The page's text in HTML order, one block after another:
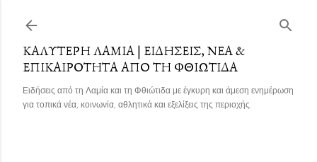
ΚΑΛΎΤΕΡΗ ΛΑΜΊΑ | ΕΙΔΉΣΕΙΣ, ΝΈΑ &
ΕΠΙΚΑΙΡΌΤΗΤΑ ΑΠΌ ΤΗ ΦΘΙΏΤΙΔΑ
Ειδήσεις από τη Λαμία και τη Φθιώτιδα με έγκυρη και άμεση ενημέρωση
για τοπικά νέα, κοινωνία, αθλητικά και εξελίξεις της περιοχής.